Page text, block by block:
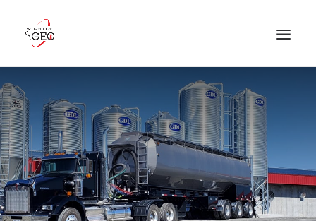
ACCUEIL
GROUPE GEC
PRODUCTION PORCINE
PRODUITS ET SERVICES
OFFRES D’EMPLOI
NOUS JOINDRE